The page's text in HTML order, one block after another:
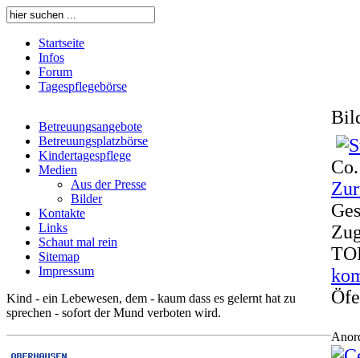
Startseite
Infos
Forum
Tagespflegebörse
Betreuungsangebote
Betreuungsplatzbörse
Kindertagespflege
Medien
Aus der Presse
Bilder
Kontakte
Links
Schaut mal rein
Sitemap
Impressum
Kind - ein Lebewesen, dem - kaum dass es gelernt hat zu
sprechen - sofort der Mund verboten wird.
Co.